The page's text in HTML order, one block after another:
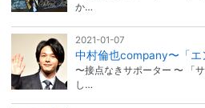
か…
2021-01-07
中村倫也company〜「エ
〜接点なきサポーター 〜 「
し…